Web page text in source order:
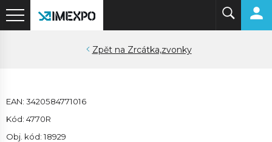
Zrcátka,zvonky
EAN: 3420584771016
Kód: 4770R
Obj. kód: 18929